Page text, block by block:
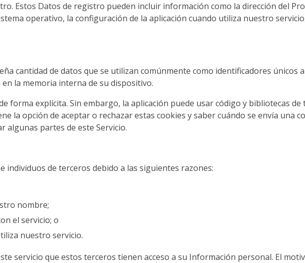
Estos Datos de registro pueden incluir información como la dirección del
operativo, la configuración de la aplicación cuando utiliza nuestro
cantidad de datos que se utilizan comúnmente como identificadores únicos
la memoria interna de su dispositivo.
forma explícita. Sin embargo, la aplicación puede usar código y bibliotecas
la opción de aceptar o rechazar estas cookies y saber cuándo se envía una
algunas partes de este Servicio.
individuos de terceros debido a las siguientes razones:
nombre;
el servicio; o
nuestro servicio.
servicio que estos terceros tienen acceso a su Información personal. El